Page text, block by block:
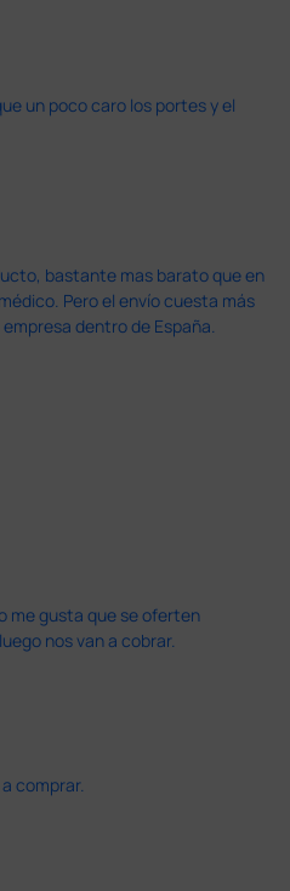
un poco caro los portes y el
bastante mas barato que en
Pero el envío cuesta más
dentro de España.
me gusta que se oferten
nos van a cobrar.
comprar.